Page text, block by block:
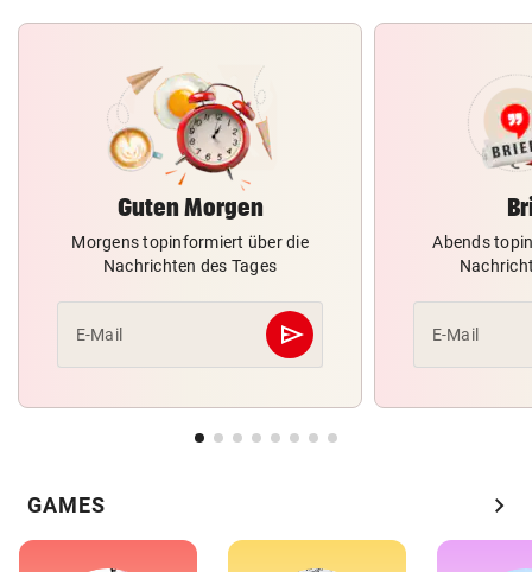
Guten Morgen
Morgens topinformiert über die
Nachrichten des Tages
E-Mail send
Abschicken
Abends
E-Mail
GAMES chevron_right